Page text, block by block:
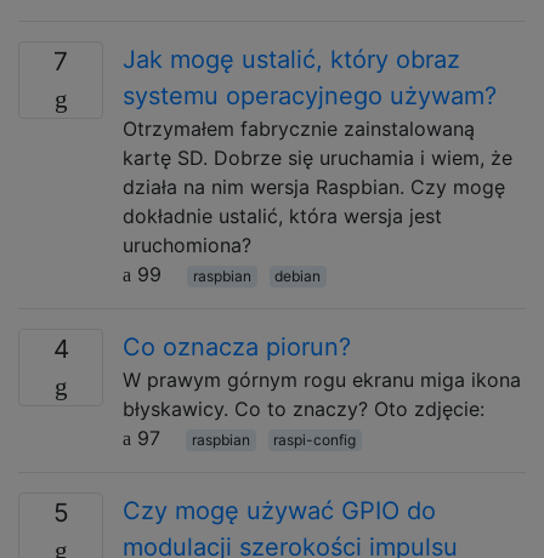
7
Jak mogę ustalić, który obraz
systemu operacyjnego używam?
Otrzymałem fabrycznie zainstalowaną
kartę SD. Dobrze się uruchamia i wiem, że
działa na nim wersja Raspbian. Czy mogę
dokładnie ustalić, która wersja jest
uruchomiona?
99
raspbian debian
4 Co oznacza piorun?
W prawym górnym rogu ekranu miga ikona
błyskawicy. Co to znaczy? Oto zdjęcie:
97
raspbian raspi-config
5
Czy mogę używać GPIO do
modulacji szerokości impulsu